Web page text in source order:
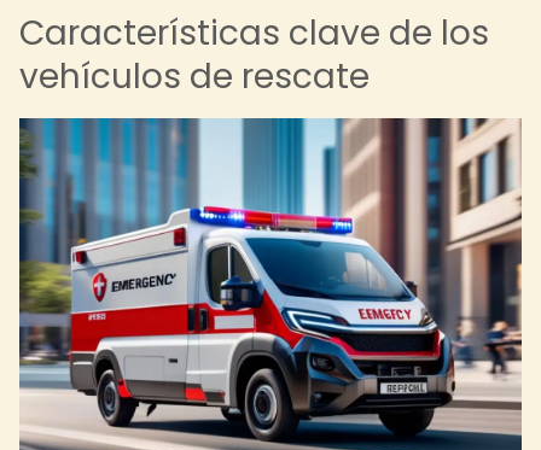
Características clave de los
vehículos de rescate